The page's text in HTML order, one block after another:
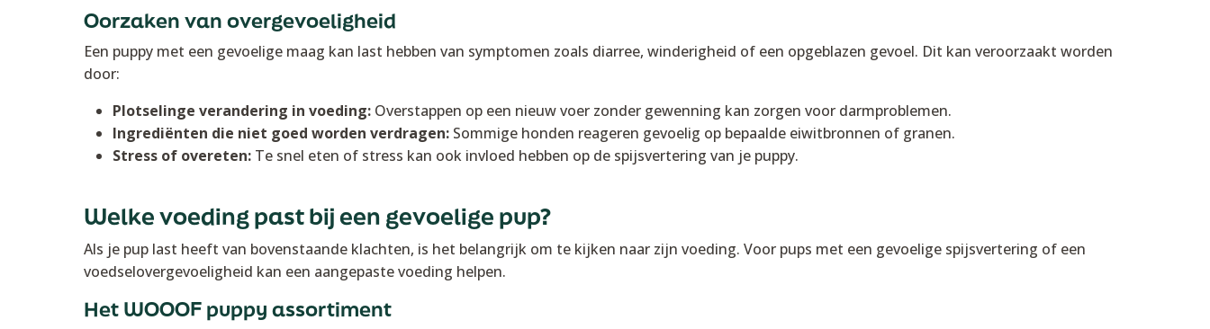
Oorzaken van overgevoeligheid
Een puppy met een gevoelige maag kan last hebben van symptomen zoals diarree, winderigheid of een opgeblazen gevoel. Dit kan veroorzaakt worden
door:
Plotselinge verandering in voeding: Overstappen op een nieuw voer zonder gewenning kan zorgen voor darmproblemen.
Ingrediënten die niet goed worden verdragen: Sommige honden reageren gevoelig op bepaalde eiwitbronnen of granen.
Stress of overeten: Te snel eten of stress kan ook invloed hebben op de spijsvertering van je puppy.
Welke voeding past bij een gevoelige pup?
Als je pup last heeft van bovenstaande klachten, is het belangrijk om te kijken naar zijn voeding. Voor pups met een gevoelige spijsvertering of een
voedselovergevoeligheid kan een aangepaste voeding helpen.
Het WOOOF puppy assortiment